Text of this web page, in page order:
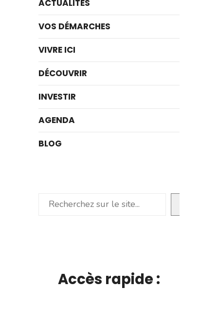
ACTUALITÉS
VOS DÉMARCHES
VIVRE ICI
DÉCOUVRIR
INVESTIR
AGENDA
BLOG
Rechercher
Accès rapide :